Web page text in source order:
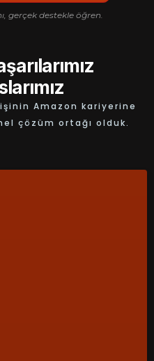
gerçek destekle öğren.
Amazon kariyerine
çözüm ortağı olduk.